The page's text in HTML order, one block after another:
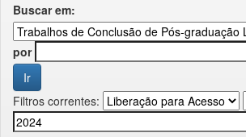
Buscar em:
por
Filtros correntes: